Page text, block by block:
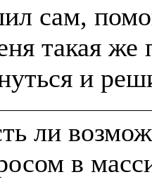
сам,
такая же
ли